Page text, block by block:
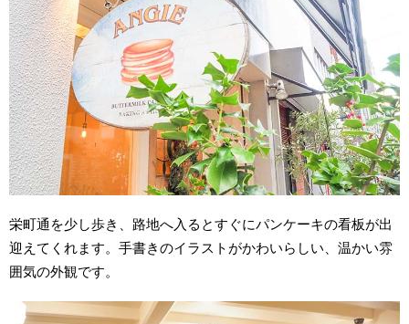
栄町通を少し歩き、路地へ入るとすぐにパンケーキの看板が出
迎えてくれます。手書きのイラストがかわいらしい、温かい雰
囲気の外観です。